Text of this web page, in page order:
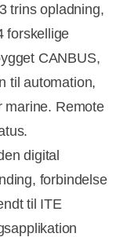
trins opladning,
forskellige
CANBUS,
til automation,
Remote
digital
forbindelse
til ITE